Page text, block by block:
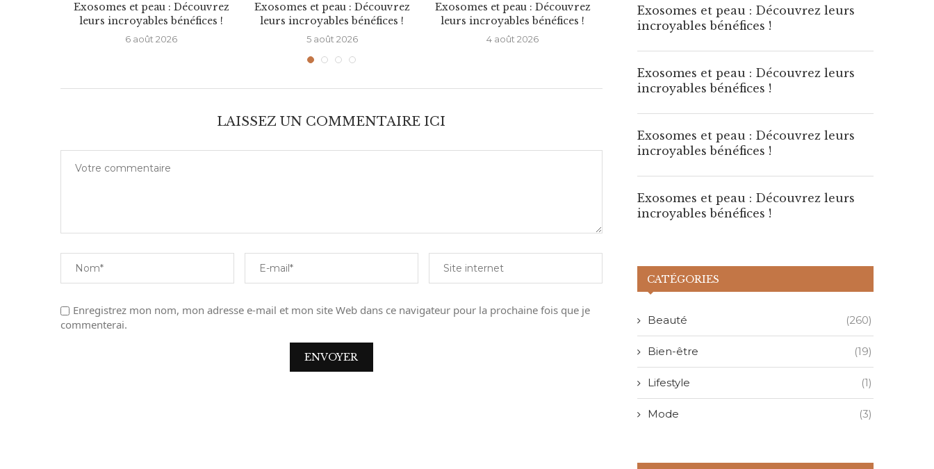
Exosomes et peau : Découvrez
leurs incroyables bénéfices !
6 août 2026
Exosomes et peau : Découvrez
leurs incroyables bénéfices !
5 août 2026
Exosomes et peau : Découvrez
leurs incroyables bénéfices !
4 août 2026
Exosomes et peau : Découvrez
leurs incroyables bénéfices !
Exosomes et peau :
LAISSEZ UN COMMENTAIRE ICI
Enregistrez mon nom, mon adresse e-mail et mon site Web dans ce navigateur pour la prochaine fois que je
commenterai.
Exosomes et peau : Découvrez leurs
incroyables bénéfices !
Exosomes et peau : Découvrez leurs
incroyables bénéfices !
Exosomes et peau : Découvrez leurs
incroyables bénéfices !
Exosomes et peau : Découvrez leurs
incroyables bénéfices !
CATÉGORIES
Beauté (260)
Bien-être (19)
Lifestyle (1)
Mode (3)